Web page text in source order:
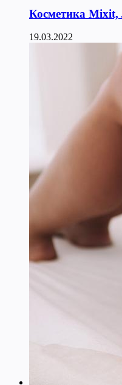
Косметика Мixit,
19.03.2022